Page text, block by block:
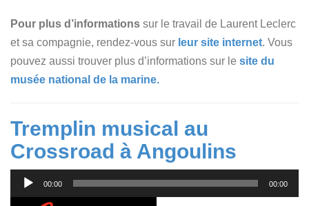
Pour plus d’informations sur le travail de Laurent Leclerc
et sa compagnie, rendez-vous sur leur site internet. Vous
pouvez aussi trouver plus d’informations sur le site du
musée national de la marine.
Tremplin musical au
Crossroad à Angoulins
Lecteur
audio
00:00 00:00